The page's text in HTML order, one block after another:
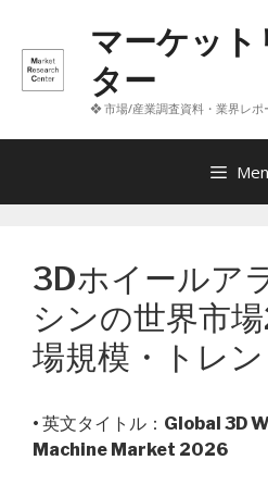
へ
マーケッ
ター
❖ 市場/産業調査資料・業界レポ
3Dホイールア
シンの世界市
場規模・トレ
• 英文タイトル： Global 3D
Machine Market 2026